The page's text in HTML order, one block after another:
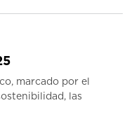
marcado por el
las